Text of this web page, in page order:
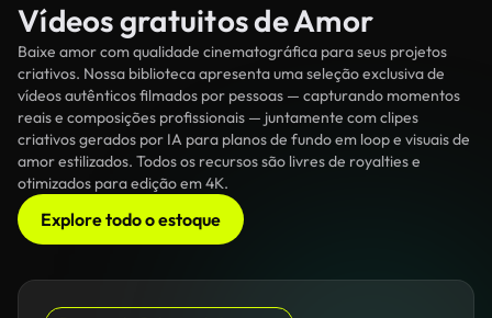
Vídeos gratuitos de Amor
Baixe amor com qualidade cinematográfica para seus projetos
criativos. Nossa biblioteca apresenta uma seleção exclusiva de
vídeos autênticos filmados por pessoas — capturando momentos
reais e composições profissionais — juntamente com clipes
criativos gerados por IA para planos de fundo em loop e visuais de
amor estilizados. Todos os recursos são livres de royalties e
otimizados para edição em 4K.
Explore todo o estoque